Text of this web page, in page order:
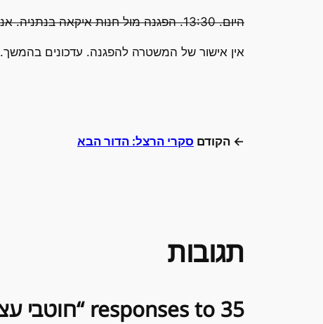
היום. 13:30. הפגנה מול חנות איקאה בנתניה. אני אהיה שם
אין אישור של המשטרה להפגנה. עדכונים בהמשך.
← הקודם סקרי הרצל: הדור הבא
תגובות
35 responses to “חוטבי עצים ושואבי מים”